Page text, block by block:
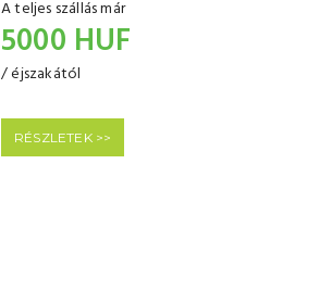
A teljes szállás már
5000 HUF
/ éjszakától
RÉSZLETEK >>